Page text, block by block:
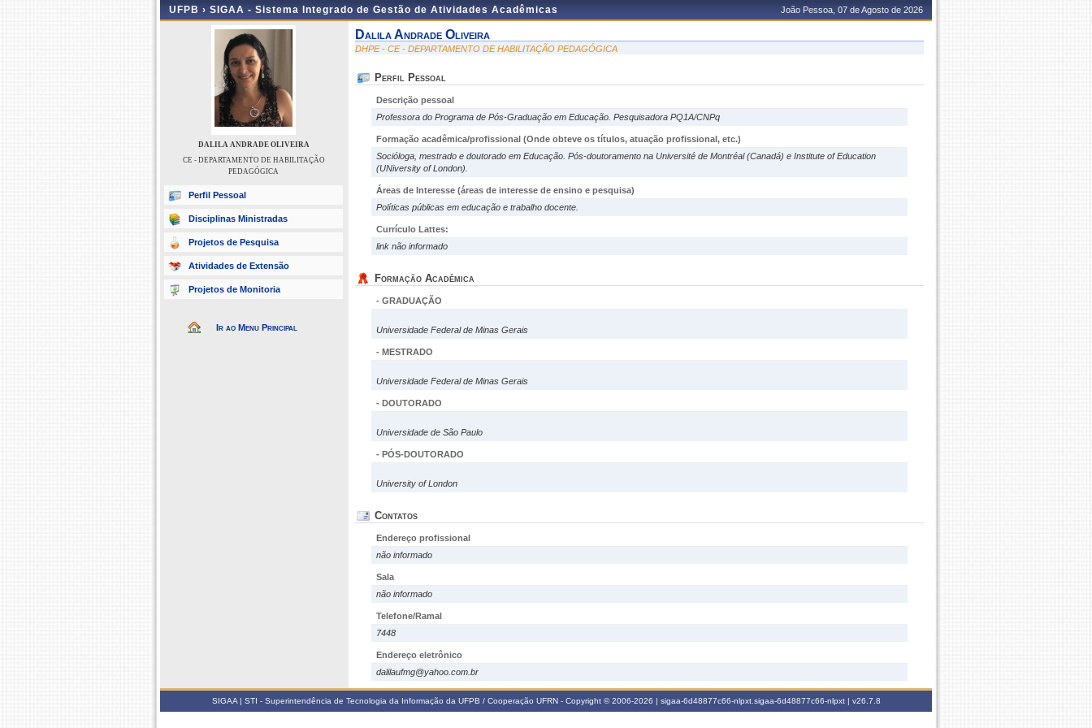
UFPB › SIGAA - Sistema Integrado de Gestão de Atividades Acadêmicas João Pessoa, 07 de Agosto de 2026
DALILA ANDRADE OLIVEIRA
CE - DEPARTAMENTO DE HABILITAÇÃO
PEDAGÓGICA
Perfil Pessoal
Disciplinas Ministradas
Projetos de Pesquisa
Atividades de Extensão
Projetos de Monitoria
Ir ao Menu Principal
Dalila Andrade Oliveira
DHPE - CE - DEPARTAMENTO DE HABILITAÇÃO PEDAGÓGICA
Perfil Pessoal
Descrição pessoal
Professora do Programa de Pós-Graduação em Educação. Pesquisadora PQ1A/CNPq
Formação acadêmica/profissional (Onde obteve os títulos, atuação profissional, etc.)
Socióloga, mestrado e doutorado em Educação. Pós-doutoramento na Université de Montréal (Canadá) e Institute of Education
(UNiversity of London).
Áreas de Interesse (áreas de interesse de ensino e pesquisa)
Políticas públicas em educação e trabalho docente.
Currículo Lattes:
link não informado
Formação Acadêmica
- GRADUAÇÃO
Universidade Federal de Minas Gerais
- MESTRADO
Universidade Federal de Minas Gerais
- DOUTORADO
Universidade de São Paulo
- PÓS-DOUTORADO
University of London
Contatos
Endereço profissional
não informado
Sala
não informado
Telefone/Ramal
7448
Endereço eletrônico
dalilaufmg@yahoo.com.br
SIGAA | STI - Superintendência de Tecnologia da Informação da UFPB / Cooperação UFRN - Copyright © 2006-2026 | sigaa-6d48877c66-nlpxt.sigaa-6d48877c66-nlpxt | v26.7.8